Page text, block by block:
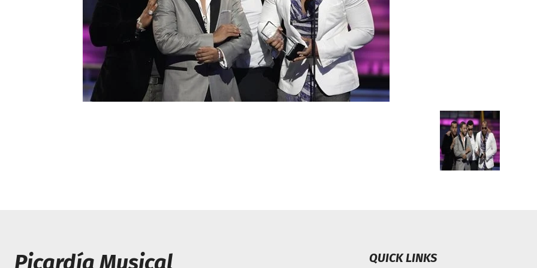
Escandalos,Morbo,
Picardía Musical QUICK LINKS